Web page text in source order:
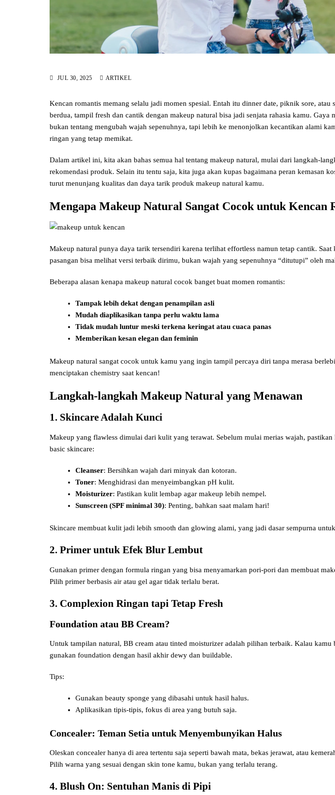
JUL 30, 2025 ARTIKEL
Kencan romantis memang selalu jadi momen spesial. Entah itu dinner date, piknik sore, atau
berdua, tampil fresh dan cantik dengan makeup natural bisa jadi senjata rahasia kamu. Gaya
bukan tentang mengubah wajah sepenuhnya, tapi lebih ke menonjolkan kecantikan alami
ringan yang tetap memikat.
Dalam artikel ini, kita akan bahas semua hal tentang makeup natural, mulai dari langkah-
rekomendasi produk. Selain itu tentu saja, kita juga akan kupas bagaimana peran kemasan
turut menunjang kualitas dan daya tarik produk makeup natural kamu.
Mengapa Makeup Natural Sangat Cocok untuk Kencan
Makeup natural punya daya tarik tersendiri karena terlihat effortless namun tetap cantik.
pasangan bisa melihat versi terbaik dirimu, bukan wajah yang sepenuhnya “ditutupi” oleh
Beberapa alasan kenapa makeup natural cocok banget buat momen romantis:
Tampak lebih dekat dengan penampilan asli
Mudah diaplikasikan tanpa perlu waktu lama
Tidak mudah luntur meski terkena keringat atau cuaca panas
Memberikan kesan elegan dan feminin
Makeup natural sangat cocok untuk kamu yang ingin tampil percaya diri tanpa merasa
menciptakan chemistry saat kencan!
Langkah-langkah Makeup Natural yang Menawan
1. Skincare Adalah Kunci
Makeup yang flawless dimulai dari kulit yang terawat. Sebelum mulai merias wajah, pastikan
basic skincare:
Cleanser: Bersihkan wajah dari minyak dan kotoran.
Toner: Menghidrasi dan menyeimbangkan pH kulit.
Moisturizer: Pastikan kulit lembap agar makeup lebih nempel.
Sunscreen (SPF minimal 30): Penting, bahkan saat malam hari!
Skincare membuat kulit jadi lebih smooth dan glowing alami, yang jadi dasar sempurna
2. Primer untuk Efek Blur Lembut
Gunakan primer dengan formula ringan yang bisa menyamarkan pori-pori dan membuat
Pilih primer berbasis air atau gel agar tidak terlalu berat.
3. Complexion Ringan tapi Tetap Fresh
Foundation atau BB Cream?
Untuk tampilan natural, BB cream atau tinted moisturizer adalah pilihan terbaik. Kalau kamu
gunakan foundation dengan hasil akhir dewy dan buildable.
Tips:
Gunakan beauty sponge yang dibasahi untuk hasil halus.
Aplikasikan tipis-tipis, fokus di area yang butuh saja.
Concealer: Teman Setia untuk Menyembunyikan Halus
Oleskan concealer hanya di area tertentu saja seperti bawah mata, bekas jerawat, atau
Pilih warna yang sesuai dengan skin tone kamu, bukan yang terlalu terang.
4. Blush On: Sentuhan Manis di Pipi